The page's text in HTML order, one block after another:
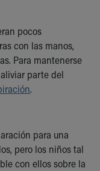
pocos
con las manos,
Para mantenerse
parte del
.
para una
pero los niños tal
con ellos sobre la